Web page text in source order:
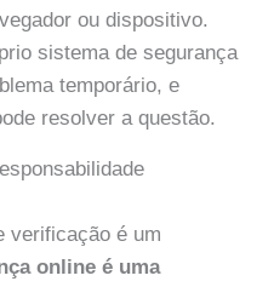
ou dispositivo.
sistema de segurança
temporário, e
resolver a questão.
verificação é um
online é uma